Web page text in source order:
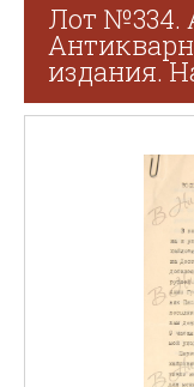
Лот №334.
издания.